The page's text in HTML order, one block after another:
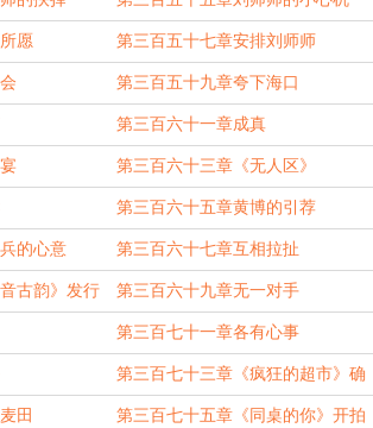
愿 第三百五十七章安排刘师师
第三百五十九章夸下海口
第三百六十一章成真
第三百六十三章《无人区》
第三百六十五章黄博的引荐
的心意 第三百六十七章互相拉扯
古韵》发行 第三百六十九章无一对手
第三百七十一章各有心事
第三百七十三章《疯狂的超市》确
认档期
田 第三百七十五章《同桌的你》开拍